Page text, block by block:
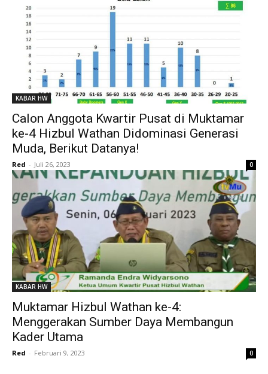
KABAR HW
Calon Anggota Kwartir Pusat di Muktamar
ke-4 Hizbul Wathan Didominasi Generasi
Muda, Berikut Datanya!
Red - Juli 26, 2023 0
KABAR HW
Muktamar Hizbul Wathan ke-4:
Menggerakan Sumber Daya Membangun
Kader Utama
Red - Februari 9, 2023 0